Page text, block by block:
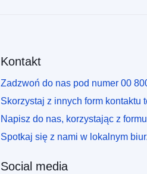
Kontakt
Zadzwoń do nas pod numer 00
Skorzystaj z innych form kontaktu
Napisz do nas, korzystając z
Spotkaj się z nami w lokalnym
Social media